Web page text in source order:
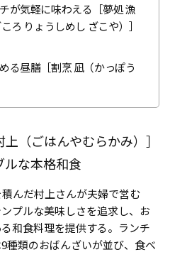
が気軽に味わえる［夢処 漁
ろ りょうしめし ざこや）］
る昼膳［割烹 凪（かっぽう
（ごはんやむらかみ）］
ルな本格和食
んだ村上さんが夫婦で営む
プルな美味しさを追求し、お
和食料理を提供する。ランチ
種類のおばんざいが並び、食べ